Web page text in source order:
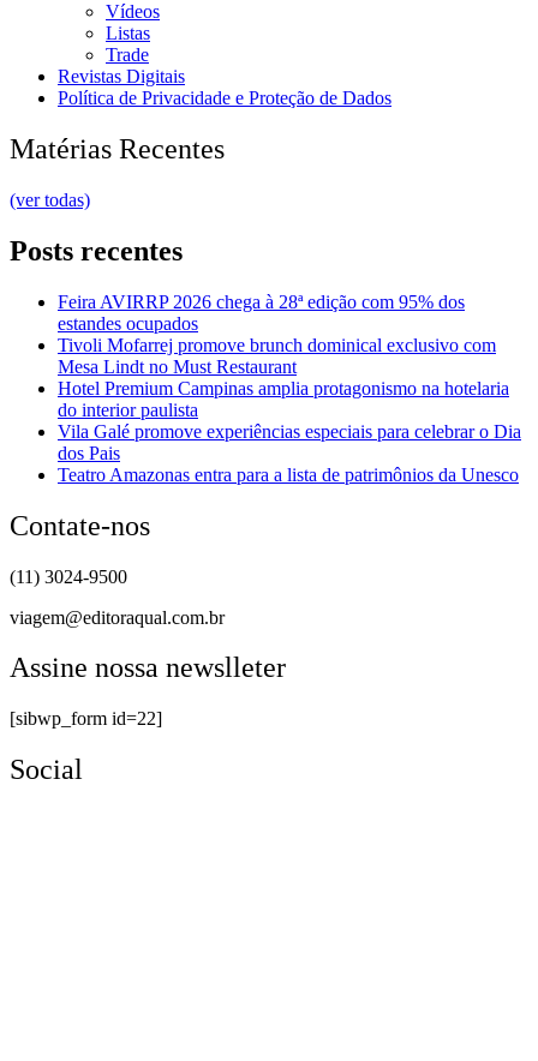
Vídeos
Listas
Trade
Revistas Digitais
Política de Privacidade e Proteção de Dados
Matérias Recentes
(ver todas)
Posts recentes
Feira AVIRRP 2026 chega à 28ª edição com 95% dos
estandes ocupados
Tivoli Mofarrej promove brunch dominical exclusivo com
Mesa Lindt no Must Restaurant
Hotel Premium Campinas amplia protagonismo na hotelaria
do interior paulista
Vila Galé promove experiências especiais para celebrar o Dia
dos Pais
Teatro Amazonas entra para a lista de patrimônios da Unesco
Contate-nos
(11) 3024-9500
viagem@editoraqual.com.br
Assine nossa newslleter
[sibwp_form id=22]
Social